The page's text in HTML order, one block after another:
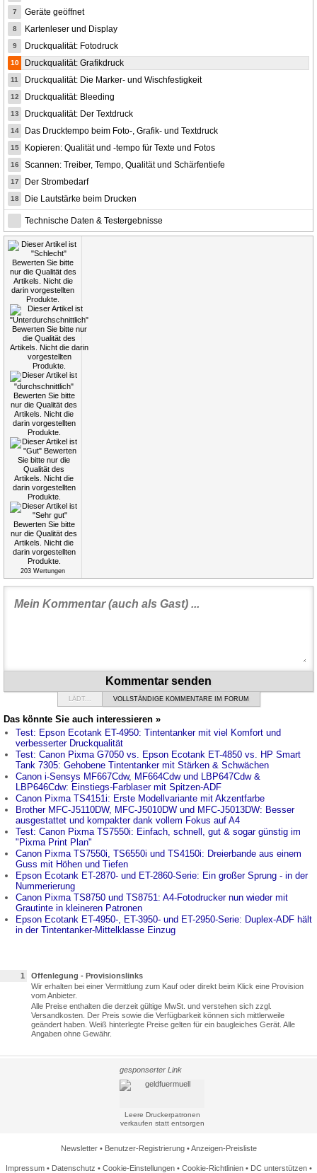
7 Geräte geöffnet
8 Kartenleser und Display
9 Druckqualität: Fotodruck
10 Druckqualität: Grafikdruck
11 Druckqualität: Die Marker- und Wischfestigkeit
12 Druckqualität: Bleeding
13 Druckqualität: Der Textdruck
14 Das Drucktempo beim Foto-, Grafik- und Textdruck
15 Kopieren: Qualität und -tempo für Texte und Fotos
16 Scannen: Treiber, Tempo, Qualität und Schärfentiefe
17 Der Strombedarf
18 Die Lautstärke beim Drucken
Technische Daten & Testergebnisse
203 Wertungen
Kommentar senden
LÄDT... VOLLSTÄNDIGE KOMMENTARE IM FORUM
Das könnte Sie auch interessieren »
Test: Epson Ecotank ET-4950: Tintentanker mit viel Komfort und
verbesserter Druckqualität
Test: Canon Pixma G7050 vs. Epson Ecotank ET-4850 vs. HP Smart
Tank 7305: Gehobene Tintentanker mit Stärken & Schwächen
Canon i-Sensys MF667Cdw, MF664Cdw und LBP647Cdw &
LBP646Cdw: Einstiegs-Farblaser mit Spitzen-ADF
Canon Pixma TS4151i: Erste Modellvariante mit Akzentfarbe
Brother MFC-J5110DW, MFC-J5010DW und MFC-J5013DW: Besser
ausgestattet und kompakter dank vollem Fokus auf A4
Test: Canon Pixma TS7550i: Einfach, schnell, gut & sogar günstig im
"Pixma Print Plan"
Canon Pixma TS7550i, TS6550i und TS4150i: Dreierbande aus einem
Guss mit Höhen und Tiefen
Epson Ecotank ET-2870- und ET-2860-Serie: Ein großer Sprung - in der
Nummerierung
Canon Pixma TS8750 und TS8751: A4-Fotodrucker nun wieder mit
Grautinte in kleineren Patronen
Epson Ecotank ET-4950-, ET-3950- und ET-2950-Serie: Duplex-ADF hält
in der Tintentanker-Mittelklasse Einzug
1
Offenlegung - Provisionslinks
Wir erhalten bei einer Vermittlung zum Kauf oder direkt beim Klick eine Provision
vom Anbieter.
Alle Preise enthalten die derzeit gültige MwSt. und verstehen sich zzgl.
Versandkosten. Der Preis sowie die Verfügbarkeit können sich mittlerweile
geändert haben. Weiß hinterlegte Preise gelten für ein baugleiches Gerät. Alle
Angaben ohne Gewähr.
gesponserter Link
Leere Druckerpatronen
verkaufen statt entsorgen
Newsletter• Benutzer-Registrierung•Anzeigen-Preisliste
Impressum• Datenschutz • Cookie-Einstellungen• Cookie-Richtlinien• DC unterstützen•